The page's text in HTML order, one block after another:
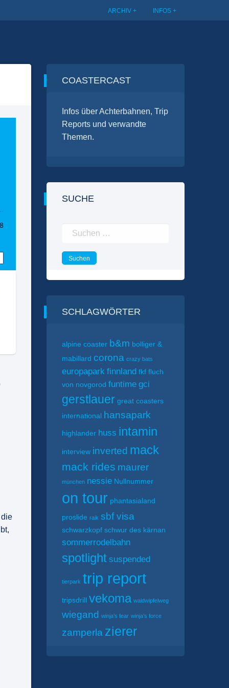
ARCHIV INFOS
COASTERCAST
Infos über Achterbahnen, Trip
Reports und verwandte
Themen.
SUCHE
Suchen
SCHLAGWÖRTER
alpine coaster b&m bolliger &
mabillard corona crazy bats
europapark finnland fkf fluch
von novgorod funtime gci
gerstlauer great coasters
international hansapark
highlander huss intamin
interview inverted mack
mack rides maurer
münchen nessie Nullnummer
on tour phantasialand
proslide raik sbf visa
schwarzkopf schwur des kärnan
sommerrodelbahn
spotlight suspended
tierpark trip report
tripsdrill vekoma waldwipfelweg
wiegand winja’s fear winja’s force
zamperla zierer